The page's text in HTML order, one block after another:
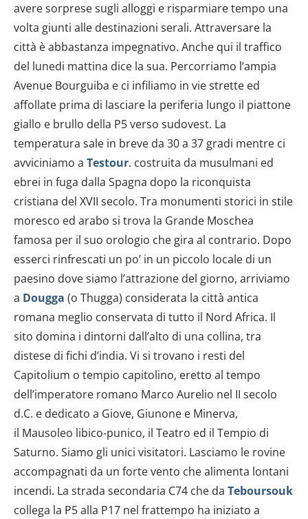
Approfondisci come vengono elaborati i tuoi dati personali
e imposta le tue preferenze nellasezione dettagli. Puoi
modificare o ritirare il tuo consenso in qualsiasi momento
dalla Dichiarazione sui cookie.
Utilizziamo i cookie per personalizzare contenuti ed
annunci, per fornire funzionalità dei social media e per
analizzare il nostro traffico. Condividiamo inoltre
informazioni sul modo in cui utilizzi il nostro sito con i
nostri partner che si occupano di analisi dei dati web,
con altre informazioni che hai fornito loro o che hanno
raccolto dal tuo utilizzo dei loro servizi.
avere sorprese sugli alloggi e risparmiare tempo una
volta giunti alle destinazioni serali. Attraversare la
città è abbastanza impegnativo. Anche qui il traffico
del lunedi mattina dice la sua. Percorriamo l’ampia
Avenue Bourguiba e ci infiliamo in vie strette ed
affollate prima di lasciare la periferia lungo il piattone
giallo e brullo della P5 verso sudovest. La
temperatura sale in breve da 30 a 37 gradi mentre ci
avviciniamo a Testour. costruita da musulmani ed
ebrei in fuga dalla Spagna dopo la riconquista
cristiana del XVII secolo. Tra monumenti storici in stile
moresco ed arabo si trova la Grande Moschea
famosa per il suo orologio che gira al contrario. Dopo
esserci rinfrescati un po’ in un piccolo locale di un
paesino dove siamo l’attrazione del giorno, arriviamo
a Dougga (o Thugga) considerata la città antica
romana meglio conservata di tutto il Nord Africa. Il
sito domina i dintorni dall’alto di una collina, tra
distese di fichi d’india. Vi si trovano i resti del
Capitolium o tempio capitolino, eretto al tempo
dell’imperatore romano Marco Aurelio nel II secolo
d.C. e dedicato a Giove, Giunone e Minerva,
il Mausoleo libico-punico, il Teatro ed il Tempio di
Saturno. Siamo gli unici visitatori. Lasciamo le rovine
accompagnati da un forte vento che alimenta lontani
incendi. La strada secondaria C74 che da Teboursouk
collega la P5 alla P17 nel frattempo ha iniziato a